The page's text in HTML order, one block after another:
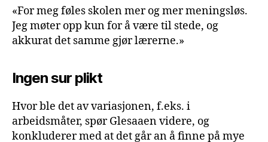
«For meg føles skolen mer og mer meningsløs.
Jeg møter opp kun for å være til stede, og
akkurat det samme gjør lærerne.»
Ingen sur plikt
Hvor ble det av variasjonen, f.eks. i
arbeidsmåter, spør Glesaaen videre, og
konkluderer med at det går an å finne på mye